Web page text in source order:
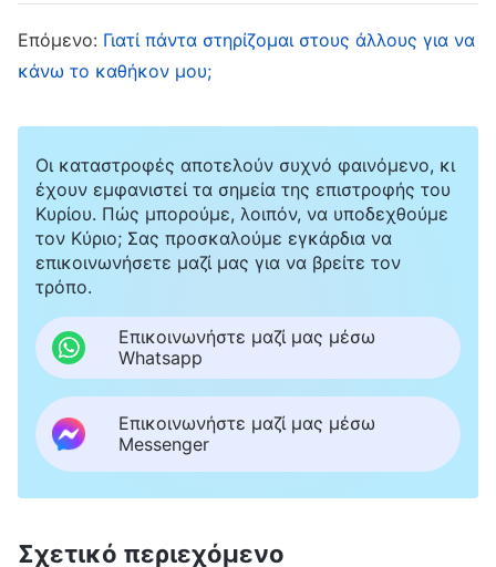
υπερνικήσω τη σάρκα μου και δεν ήθελα να
κάνω τα καθήκοντά μου. Μια αδελφή είδε ότι
και ότι άκουγα τη σάρκα μου. Στενοχωρήθηκα
λίγο και σκέφτηκα ότι δεν έπρεπε να χειρίζομαι
έτσι τα καθήκοντά μου, αλλά μετά, άθελά μου,
συνέχισα να ζω μέσα στη σάρκα μου,
νιώθοντας ότι αυτό το καθήκον ήταν πολύ
οδυνηρό και κουραστικό.
Αργότερα, μια αδελφή υπέβαλε αναφορά για
μένα και οι ανώτεροι επικεφαλής, αφότου
συνεχιζόμενης συμπεριφοράς μου. Ο
Επόμενο: Γιατί πάντα στηρίζομαι στους άλλους για να
κάνω το καθήκον μου;
Οι καταστροφές αποτελούν συχνό φαινόμενο, κι
έχουν εμφανιστεί τα σημεία της επιστροφής του
Κυρίου. Πώς μπορούμε, λοιπόν, να υποδεχθούμε
τον Κύριο; Σας προσκαλούμε εγκάρδια να
επικοινωνήσετε μαζί μας για να βρείτε τον
τρόπο.
Επικοινωνήστε μαζί μας μέσω
Whatsapp
Επικοινωνήστε μαζί μας μέσω
Messenger
Σχετικό περιεχόμενο